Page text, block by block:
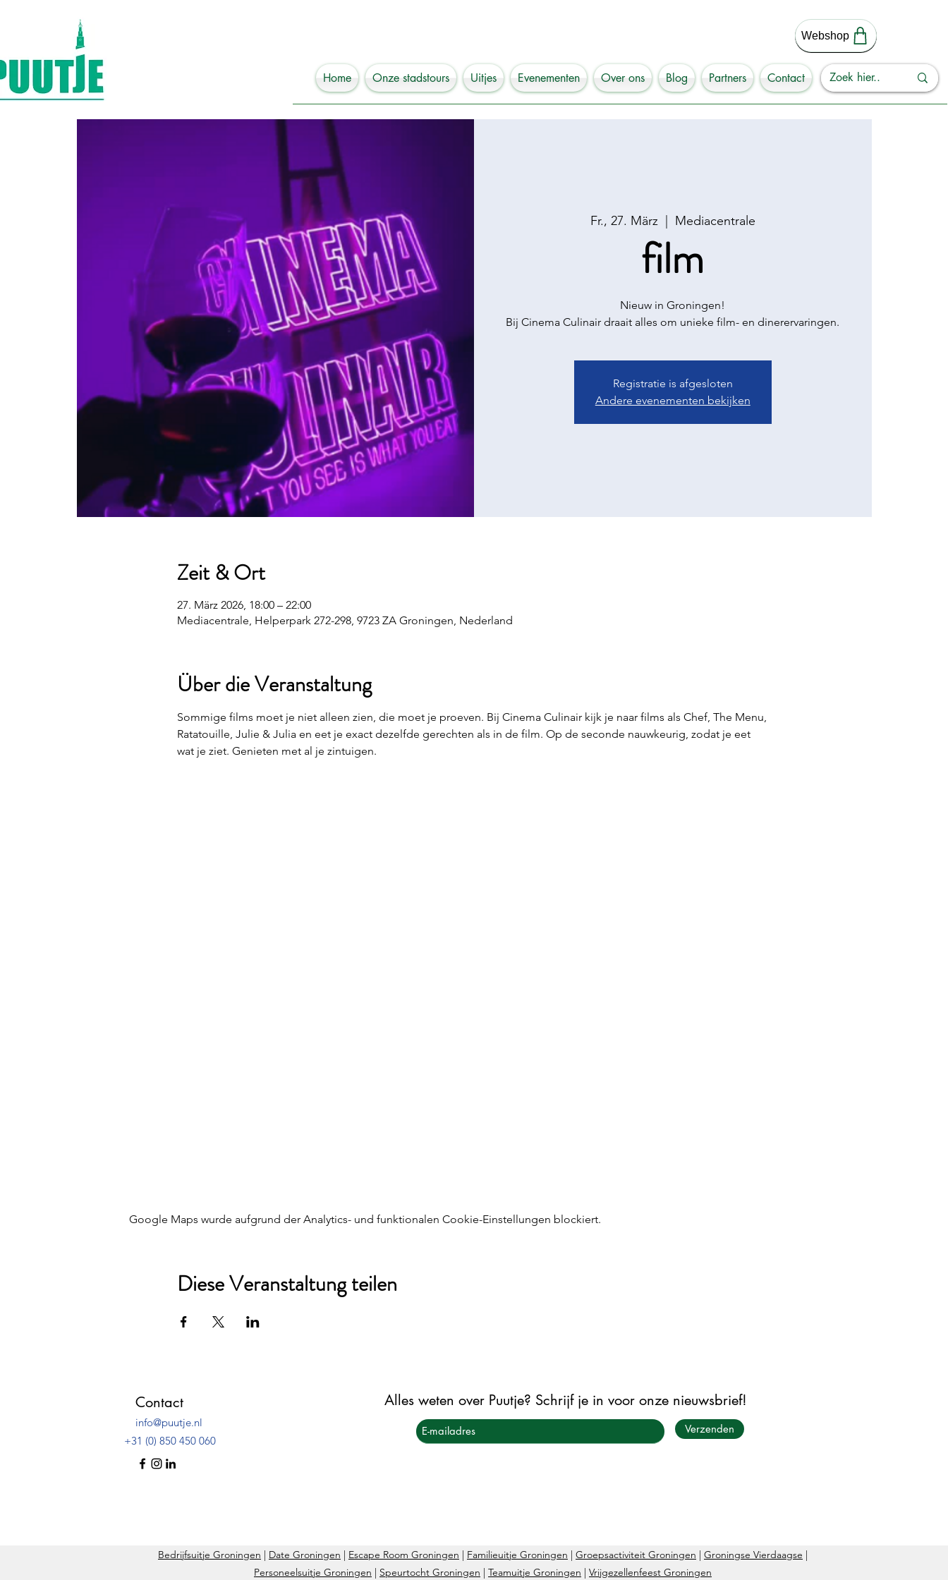
Webshop
Home Onze stadstours Uitjes Evenementen Over ons Blog Partners Contact
Fr., 27. März
  |
Mediacentrale
film
Nieuw in Groningen!
Registratie is afgesloten
Andere evenementen bekijken
Zeit & Ort
27. März 2026, 18:00 – 22:00
Mediacentrale, Helperpark 272-298, 9723 ZA Groningen, Nederland
Über die Veranstaltung
Sommige films moet je niet alleen zien, die moet je proeven. Bij Cinema Culinair kijk je naar films als Chef, The Menu,
Ratatouille, Julie & Julia en eet je exact dezelfde gerechten als in de film. Op de seconde nauwkeurig, zodat je eet
wat je ziet. Genieten met al je zintuigen.
Google Maps wurde aufgrund der Analytics- und funktionalen Cookie-Einstellungen blockiert.
Diese Veranstaltung teilen
Contact
info@puutje.nl
+31 (0) 850 450 060
Alles weten over Puutje? Schrijf je in voor onze nieuwsbrief!
Verzenden
Bedrijfsuitje Groningen | Date Groningen | Escape Room Groningen | Familieuitje Groningen | Groepsactiviteit Groningen | Groningse Vierdaagse |
Personeelsuitje Groningen | Speurtocht Groningen | Teamuitje Groningen | Vrijgezellenfeest Groningen